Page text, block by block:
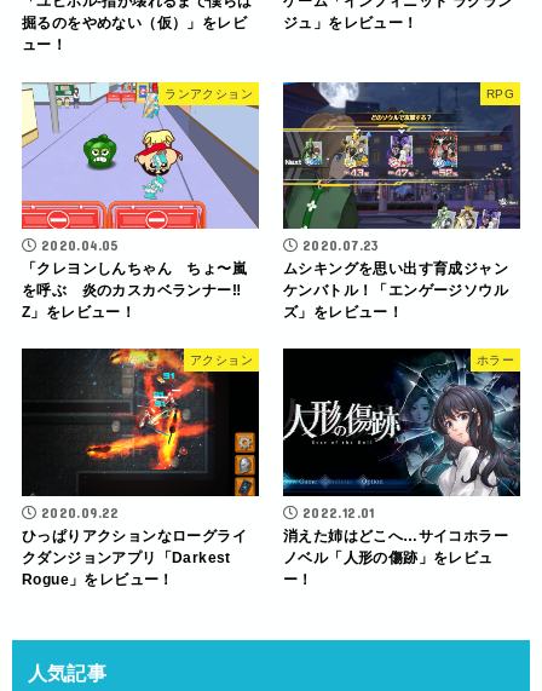
掘るのをやめない（仮）」をレビ
ュー！
ジュ」をレビュー！
ランアクション
2020.04.05
「クレヨンしんちゃん ちょ〜嵐
を呼ぶ 炎のカスカベランナー‼︎
Z」をレビュー！
RPG
2020.07.23
ムシキングを思い出す育成ジャン
ケンバトル！「エンゲージソウル
ズ」をレビュー！
アクション
2020.09.22
ひっぱりアクションなローグライ
クダンジョンアプリ「Darkest
Rogue」をレビュー！
ホラー
2022.12.01
消えた姉はどこへ…サイコホラー
ノベル「人形の傷跡」をレビュ
ー！
人気記事